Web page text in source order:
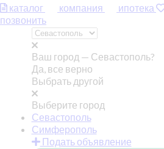
каталог компания ипотека
позвонить
Ваш город — Севастополь?
Да, все верно
Выбрать другой
Выберите город
Севастополь
Симферополь
Подать объявление